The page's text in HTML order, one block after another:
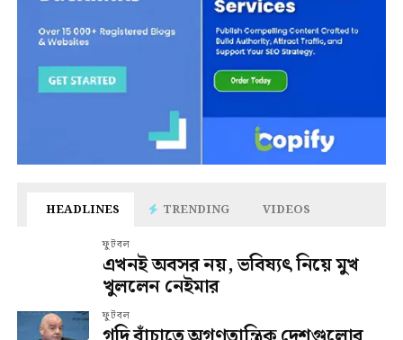
HEADLINES TRENDING VIDEOS
ফুটবল
এখনই অবসর নয়, ভবিষ্যৎ নিয়ে মুখ
খুললেন নেইমার
ফুটবল